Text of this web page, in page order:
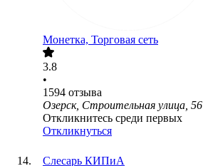
Монетка, Торговая сеть
3.8
•
1594 отзыва
Озерск, Строительная улица, 56
Откликнитесь среди первых
Откликнуться
Слесарь КИПиА